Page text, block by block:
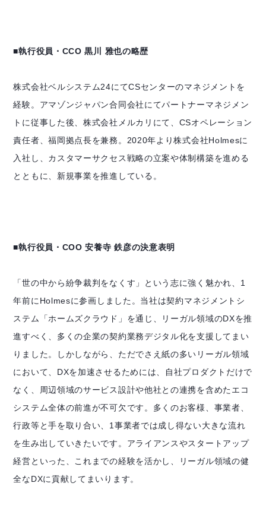
■執行役員・CCO 黒川 雅也の略歴
株式会社ベルシステム24にてCSセンターのマネジメントを
経験。アマゾンジャパン合同会社にてパートナーマネジメン
トに従事した後、株式会社メルカリにて、CSオペレーション
責任者、福岡拠点長を兼務。2020年より株式会社Holmesに
入社し、カスタマーサクセス戦略の立案や体制構築を進める
とともに、新規事業を推進している。
■執行役員・COO 安養寺 鉄彦の決意表明
「世の中から紛争裁判をなくす」という志に強く魅かれ、1
年前にHolmesに参画しました。当社は契約マネジメントシ
ステム「ホームズクラウド」を通じ、リーガル領域のDXを推
進すべく、多くの企業の契約業務デジタル化を支援してまい
りました。しかしながら、ただでさえ紙の多いリーガル領域
において、DXを加速させるためには、自社プロダクトだけで
なく、周辺領域のサービス設計や他社との連携を含めたエコ
システム全体の前進が不可欠です。多くのお客様、事業者、
行政等と手を取り合い、1事業者では成し得ない大きな流れ
を生み出していきたいです。アライアンスやスタートアップ
経営といった、これまでの経験を活かし、リーガル領域の健
全なDXに貢献してまいります。